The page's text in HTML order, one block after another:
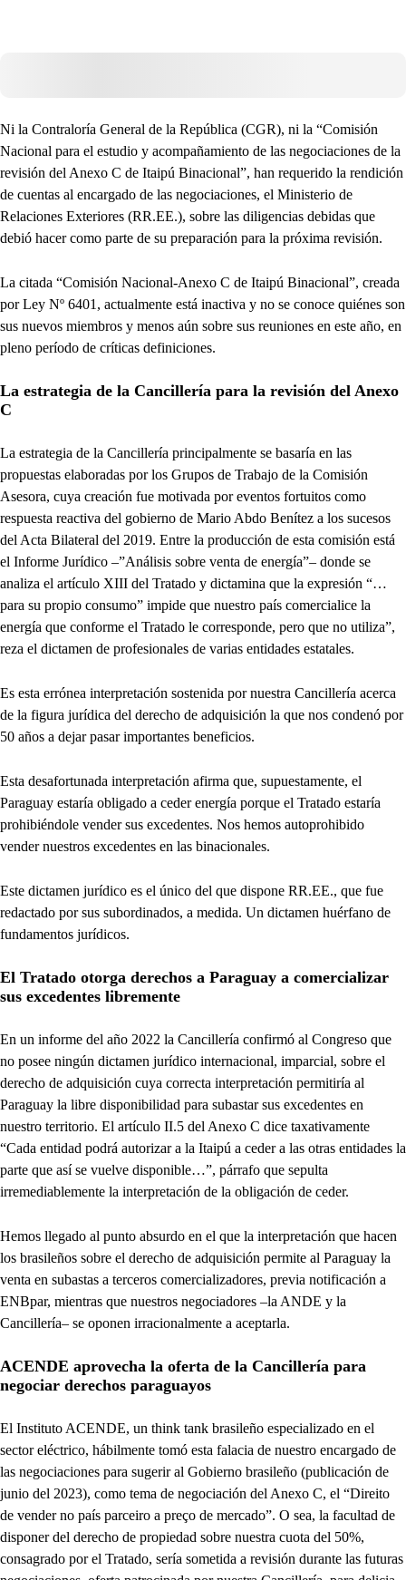
Ni la Contraloría General de la República (CGR), ni la “Comisión
Nacional para el estudio y acompañamiento de las negociaciones de la
revisión del Anexo C de Itaipú Binacional”, han requerido la rendición
de cuentas al encargado de las negociaciones, el Ministerio de
Relaciones Exteriores (RR.EE.), sobre las diligencias debidas que
debió hacer como parte de su preparación para la próxima revisión.
La citada “Comisión Nacional-Anexo C de Itaipú Binacional”, creada
por Ley Nº 6401, actualmente está inactiva y no se conoce quiénes son
sus nuevos miembros y menos aún sobre sus reuniones en este año, en
pleno período de críticas definiciones.
La estrategia de la Cancillería para la revisión del Anexo
C
La estrategia de la Cancillería principalmente se basaría en las
propuestas elaboradas por los Grupos de Trabajo de la Comisión
Asesora, cuya creación fue motivada por eventos fortuitos como
respuesta reactiva del gobierno de Mario Abdo Benítez a los sucesos
del Acta Bilateral del 2019. Entre la producción de esta comisión está
el Informe Jurídico –”Análisis sobre venta de energía”– donde se
analiza el artículo XIII del Tratado y dictamina que la expresión “…
para su propio consumo” impide que nuestro país comercialice la
energía que conforme el Tratado le corresponde, pero que no utiliza”,
reza el dictamen de profesionales de varias entidades estatales.
Es esta errónea interpretación sostenida por nuestra Cancillería acerca
de la figura jurídica del derecho de adquisición la que nos condenó por
50 años a dejar pasar importantes beneficios.
Esta desafortunada interpretación afirma que, supuestamente, el
Paraguay estaría obligado a ceder energía porque el Tratado estaría
prohibiéndole vender sus excedentes. Nos hemos autoprohibido
vender nuestros excedentes en las binacionales.
Este dictamen jurídico es el único del que dispone RR.EE., que fue
redactado por sus subordinados, a medida. Un dictamen huérfano de
fundamentos jurídicos.
El Tratado otorga derechos a Paraguay a comercializar
sus excedentes libremente
En un informe del año 2022 la Cancillería confirmó al Congreso que
no posee ningún dictamen jurídico internacional, imparcial, sobre el
derecho de adquisición cuya correcta interpretación permitiría al
Paraguay la libre disponibilidad para subastar sus excedentes en
nuestro territorio. El artículo II.5 del Anexo C dice taxativamente
“Cada entidad podrá autorizar a la Itaipú a ceder a las otras entidades la
parte que así se vuelve disponible…”, párrafo que sepulta
irremediablemente la interpretación de la obligación de ceder.
Hemos llegado al punto absurdo en el que la interpretación que hacen
los brasileños sobre el derecho de adquisición permite al Paraguay la
venta en subastas a terceros comercializadores, previa notificación a
ENBpar, mientras que nuestros negociadores –la ANDE y la
Cancillería– se oponen irracionalmente a aceptarla.
ACENDE aprovecha la oferta de la Cancillería para
negociar derechos paraguayos
El Instituto ACENDE, un think tank brasileño especializado en el
sector eléctrico, hábilmente tomó esta falacia de nuestro encargado de
las negociaciones para sugerir al Gobierno brasileño (publicación de
junio del 2023), como tema de negociación del Anexo C, el “Direito
de vender no país parceiro a preço de mercado”. O sea, la facultad de
disponer del derecho de propiedad sobre nuestra cuota del 50%,
consagrado por el Tratado, sería sometida a revisión durante las futuras